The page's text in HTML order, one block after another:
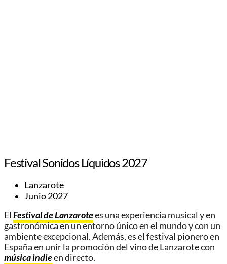
Festival Sonidos Líquidos 2027
Lanzarote
Junio 2027
El Festival de Lanzarotees una experiencia musical y en
gastronómica en un entorno único en el mundo y con un
ambiente excepcional. Además, es el festival pionero en
España en unir la promoción del vino de Lanzarote con
música indieen directo.